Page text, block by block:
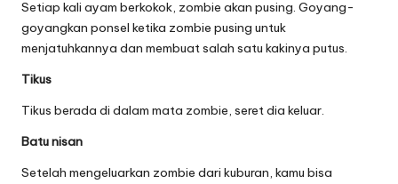
Setiap kali ayam berkokok, zombie akan pusing. Goyang-
goyangkan ponsel ketika zombie pusing untuk
menjatuhkannya dan membuat salah satu kakinya putus.
Tikus
Tikus berada di dalam mata zombie, seret dia keluar.
Batu nisan
Setelah mengeluarkan zombie dari kuburan, kamu bisa